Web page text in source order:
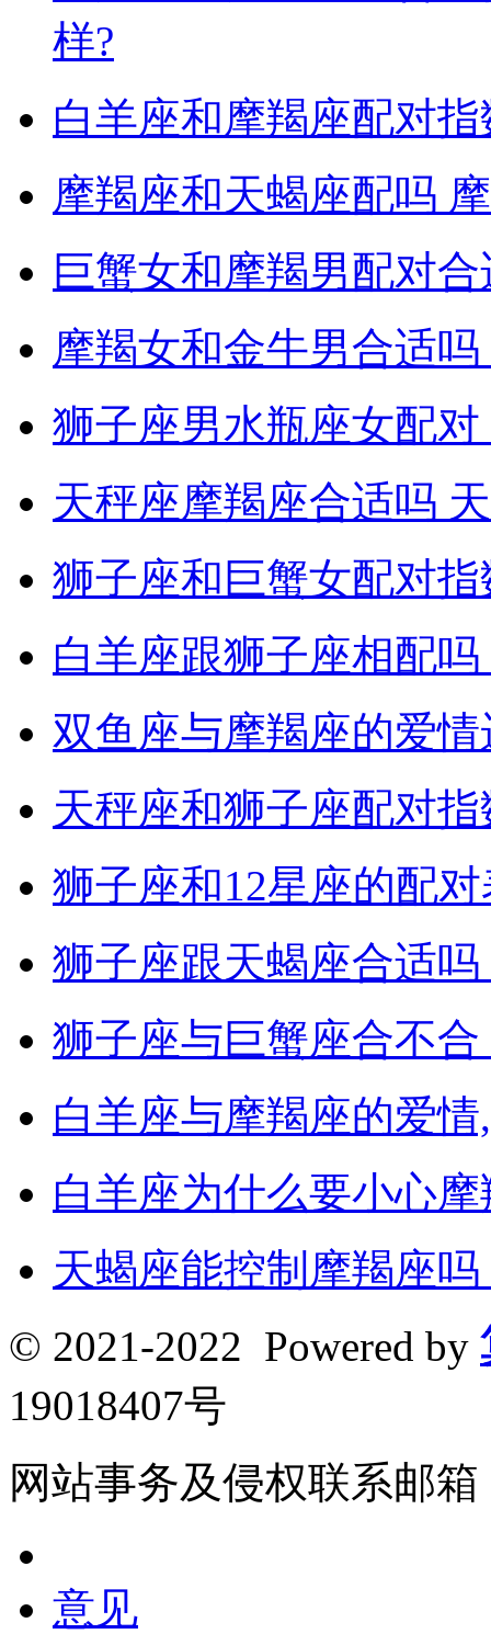
样?
白羊座和摩羯座配对
摩羯座和天蝎座配吗
巨蟹女和摩羯男配对
摩羯女和金牛男合适
狮子座男水瓶座女配
天秤座摩羯座合适吗
狮子座和巨蟹女配对
白羊座跟狮子座相配
双鱼座与摩羯座的爱
天秤座和狮子座配对
狮子座和12星座的配
狮子座跟天蝎座合适
狮子座与巨蟹座合不
白羊座与摩羯座的爱
白羊座为什么要小心
天蝎座能控制摩羯座
© 2021-2022 Powered by
19018407号
网站事务及侵权联系邮箱
意见